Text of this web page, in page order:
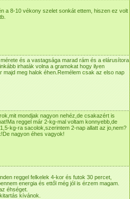
a 8-10 vékony szelet sonkát ettem, hiszen ez volt
és a vastagsága marad rám és a elárusítora
irhaták volna a gramokat hogy ilyen
majd meg halok éhen.Remélem csak az elso nap
mondjak nagyon nehéz,de csakazért is
reggel már 2-kg-mal voltam konnyebb,de
kg-ra sacolok,szerintem 2-nap allatt az jo,nem?
nagyon éhes vagyok!
reggel felkelek 4-kor és futok 30 percet,
energia és ettől még jól is érzem magam.
éhséget.
kívánok.